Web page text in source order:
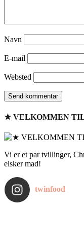
Navn
E-mail
Websted
★ VELKOMMEN
Vi er et par tvillinger,
elsker mad!
twinfood